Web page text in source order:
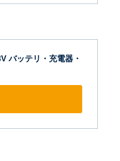
バッテリ・充電器・